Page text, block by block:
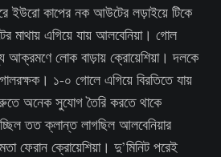
ইউরো কাপের নক আউটের লড়াইয়ে টিকে
মাথায় এগিয়ে যায় আলবেনিয়া। গোল
আক্রমণে লোক বাড়ায় ক্রোয়েশিয়া। দলকে
১-০ গোলে এগিয়ে বিরতিতে যায়
অনেক সুযোগ তৈরি করতে থাকে
তত ক্লান্ত লাগছিল আলবেনিয়ার
ফেরান ক্রোয়েশিয়া। দু’মিনিট পরেই